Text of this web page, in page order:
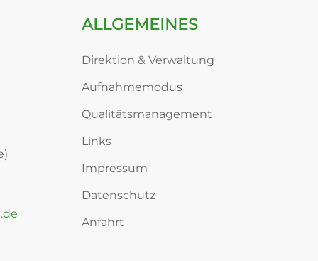
ALLGEMEINES
Direktion & Verwaltung
Aufnahmemodus
Qualitätsmanagement
Links
Impressum
Datenschutz
Anfahrt